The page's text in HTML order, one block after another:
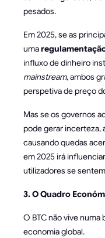
pesados.
Em 2025, se as
uma
influxo de dinheiro
mainstream, ambos
perspetiva de preço
Mas se os governos
pode gerar incerteza,
causando quedas
em 2025 irá
utilizadores se
3. O Quadro
O BTC não vive
economia global.